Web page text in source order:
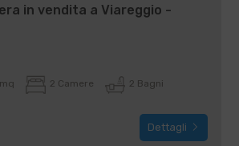
in vendita a Viareggio -
2 Camere 2 Bagni
Dettagli